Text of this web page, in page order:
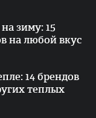
зиму: 15
на любой вкус
14 брендов
теплых